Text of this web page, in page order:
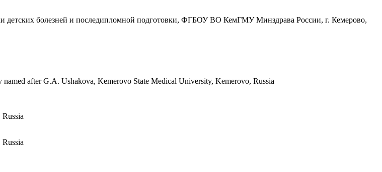
детских болезней и последипломной подготовки, ФГБОУ ВО КемГМУ Минздрава России, г. Кемерово,
after G.A. Ushakova, Kemerovo State Medical University, Kemerovo, Russia